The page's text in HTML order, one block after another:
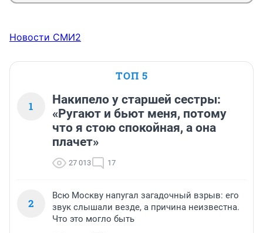
Новости СМИ2
ТОП 5
1
Накипело у старшей сестры:
«Ругают и бьют меня, потому
что я стою спокойная, а она
плачет»
27 013 17
2
Всю Москву напугал загадочный взрыв: его
звук слышали везде, а причина неизвестна.
Что это могло быть